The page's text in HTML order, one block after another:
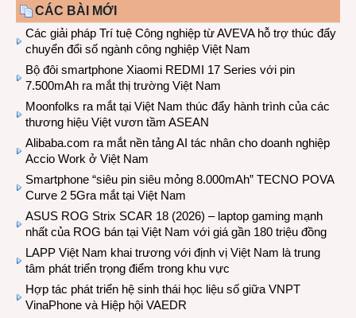
CÁC BÀI MỚI
Các giải pháp Trí tuệ Công nghiệp từ AVEVA hỗ trợ thúc đẩy
chuyển đổi số ngành công nghiệp Việt Nam
Bộ đôi smartphone Xiaomi REDMI 17 Series với pin
7.500mAh ra mắt thị trường Việt Nam
Moonfolks ra mắt tại Việt Nam thúc đẩy hành trình của các
thương hiệu Việt vươn tầm ASEAN
Alibaba.com ra mắt nền tảng AI tác nhân cho doanh nghiệp
Accio Work ở Việt Nam
Smartphone “siêu pin siêu mỏng 8.000mAh” TECNO POVA
Curve 2 5Gra mắt tại Việt Nam
ASUS ROG Strix SCAR 18 (2026) – laptop gaming mạnh
nhất của ROG bán tại Việt Nam với giá gần 180 triệu đồng
LAPP Việt Nam khai trương với định vị Việt Nam là trung
tâm phát triển trọng điểm trong khu vực
Hợp tác phát triển hệ sinh thái học liệu số giữa VNPT
VinaPhone và Hiệp hội VAEDR